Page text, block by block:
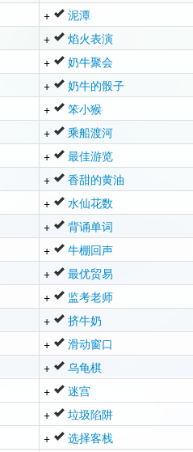
+ 泥潭
+ 焰火表演
+ 奶牛聚会
+ 奶牛的骰子
+ 笨小猴
+ 乘船渡河
+ 最佳游览
+ 香甜的黄油
+ 水仙花数
+ 背诵单词
+ 牛棚回声
+ 最优贸易
+ 监考老师
+ 挤牛奶
+ 滑动窗口
+ 乌龟棋
+ 迷宫
+ 垃圾陷阱
+ 选择客栈